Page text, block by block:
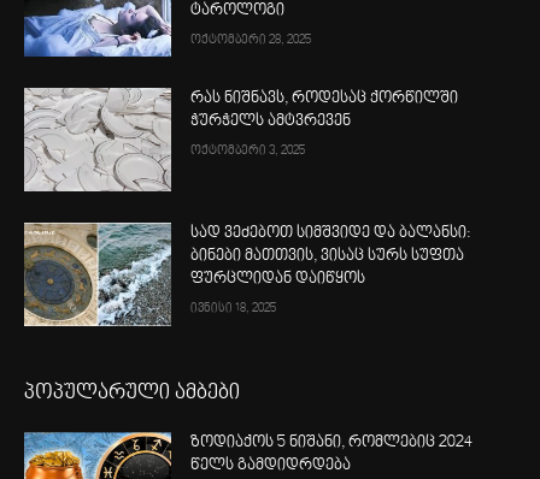
ტაროლოგი
ოქტომბერი 28, 2025
რას ნიშნავს, როდესაც ქორწილში
ჭურჭელს ამტვრევენ
ოქტომბერი 3, 2025
სად ვეძებოთ სიმშვიდე და ბალანსი:
ბინები მათთვის, ვისაც სურს სუფთა
ფურცლიდან დაიწყოს
ივნისი 18, 2025
პოპულარული ამბები
ზოდიაქოს 5 ნიშანი, რომლებიც 2024
წელს გამდიდრდება